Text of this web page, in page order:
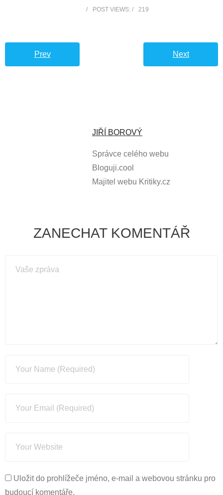
POST VIEWS: 219
Prev Next
JIŘÍ BOROVÝ
Správce celého webu
Bloguji.cool
Majitel webu Kritiky.cz
ZANECHAT KOMENTÁŘ
Uložit do prohlížeče jméno, e-mail a webovou stránku pro
budoucí komentáře.